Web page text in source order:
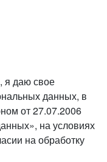
я даю свое
данных, в
от 27.07.2006
на условиях
на обработку